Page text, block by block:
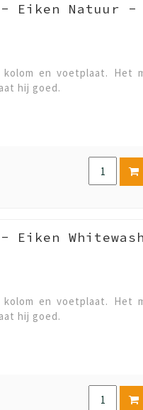
- Eiken Natuur -
en voetplaat. Het
hij goed.
Eiken
en voetplaat. Het
hij goed.